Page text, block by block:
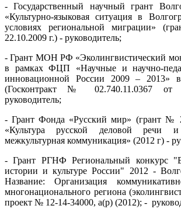
- Государственный научный грант
«Культурно-языковая ситуация в
условиях региональной миграции»
22.10.2009 г.) - руководитель;
- Грант МОН РФ «Эколингвистический
в рамках ФЦП «Научные и научно-
инновационной России 2009 – 2013»
(Госконтракт № 02.740.11.0367 от
руководитель;
- Грант Фонда «Русский мир» (грант №
«Культура русской деловой речи и
межкультурная коммуникация» (2012 г) -
- Грант РГНФРегиональный конкурс
истории и культуре России" 2012 -
Название:Организация
многонационального региона
проект № 12-14-34000, а(р) (2012); -